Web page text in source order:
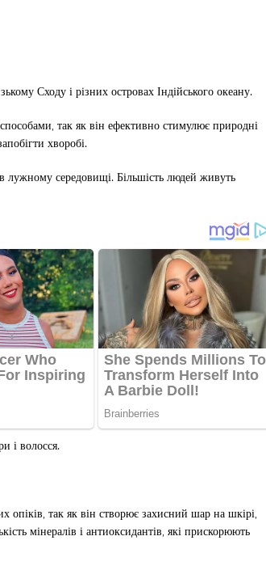
Сходу і різних островах Індійського океану.
так як він ефективно стимулює природні
хворобі.
лужному середовищі. Більшість людей живуть
і волосся.
так як він створює захисний шар на шкірі,
мінералів і антиоксидантів, які прискорюють